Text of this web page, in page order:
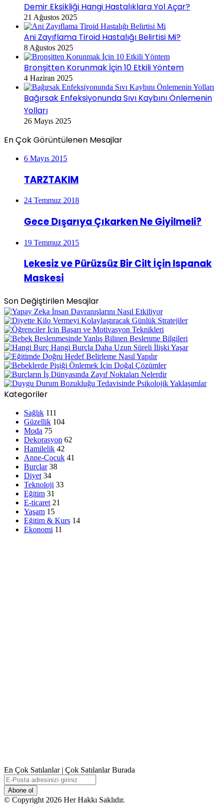
Demir Eksikliği Hangi Hastalıklara Yol Açar?
21 Ağustos 2025
Ani Zayıflama Tiroid Hastalığı Belirtisi Mi?
8 Ağustos 2025
Bronşitten Korunmak İçin 10 Etkili Yöntem
4 Haziran 2025
Bağırsak Enfeksiyonunda Sıvı Kaybını Önlemenin
Yolları
26 Mayıs 2025
En Çok Görüntülenen Mesajlar
6 Mayıs 2015
TARZTAKIM
24 Temmuz 2018
Gece Dışarıya Çıkarken Ne Giyilmeli?
19 Temmuz 2015
Lekesiz ve Pürüzsüz Bir Cilt İçin Ispanak
Maskesi
Son Değiştirilen Mesajlar
Kategoriler
Sağlık 111
Güzellik 104
Moda 75
Dekorasyon 62
Hamilelik 42
Anne-Çocuk 41
Burçlar 38
Diyet 34
Teknoloji 33
Eğitim 31
E-ticaret 21
Yaşam 15
Eğitim & Kurs 14
Ekonomi 11
En Çok Satılanlar | Çok Satılanlar Burada
E-
Posta
adresinizi
© Copyright 2026 Her Hakkı Saklıdır.